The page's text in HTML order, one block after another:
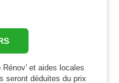
et aides locales
seront déduites du prix